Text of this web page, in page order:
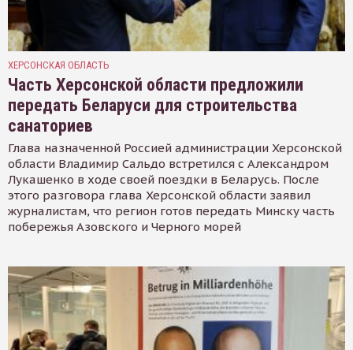
ХЕРСОНСКАЯ ОБЛАСТЬ
Часть Херсонской области предложили
передать Беларуси для строительства
санаториев
Глава назначенной Россией администрации Херсонской
области Владимир Сальдо встретился с Александром
Лукашенко в ходе своей поездки в Беларусь. После
этого разговора глава Херсонской области заявил
журналистам, что регион готов передать Минску часть
побережья Азовского и Черного морей